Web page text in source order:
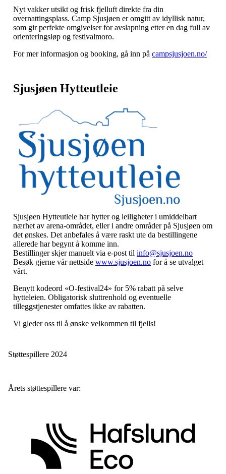
Nyt vakker utsikt og frisk fjelluft direkte fra din
overnattingsplass. Camp Sjusjøen er omgitt av idyllisk natur,
som gir perfekte omgivelser for avslapning etter en dag full av
orienteringsløp og festivalmoro.
For mer informasjon og booking, gå inn på campsjusjoen.no/
Sjusjøen Hytteutleie
Sjusjøen Hytteutleie har hytter og leiligheter i umiddelbart
nærhet av arena-området, eller i andre områder på Sjusjøen om
det ønskes. Det anbefales å være raskt ute da bestillingene
allerede har begynt å komme inn.
Bestillinger skjer manuelt via e-post til info@sjusjoen.no
Besøk gjerne vår nettside www.sjusjoen.no for å se utvalget
vårt.
Benytt kodeord «O-festival24» for 5% rabatt på selve
hytteleien. Obligatorisk sluttrenhold og eventuelle
tilleggstjenester omfattes ikke av rabatten.
Vi gleder oss til å ønske velkommen til fjells!
Støttespillere 2024
Årets støttespillere var: